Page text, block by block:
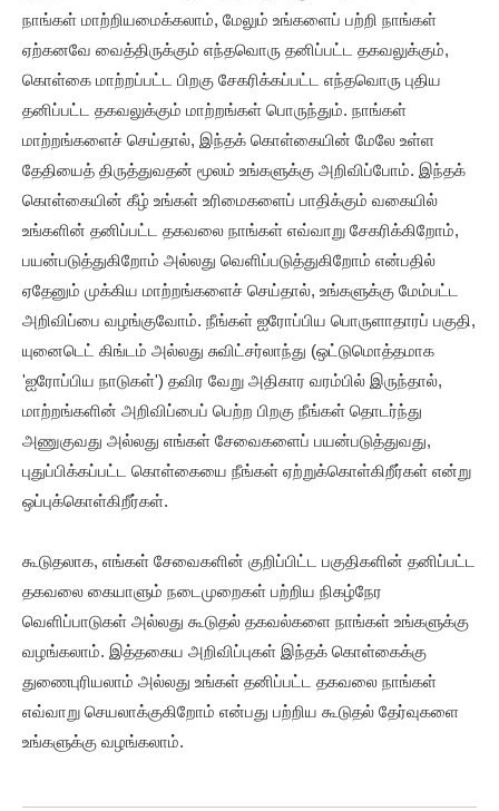
நாங்கள் மாற்றியமைக்கலாம், மேலும் உங்களைப் பற்றி நாங்கள்
ஏற்கனவே வைத்திருக்கும் எந்தவொரு தனிப்பட்ட தகவலுக்கும்,
கொள்கை மாற்றப்பட்ட பிறகு சேகரிக்கப்பட்ட எந்தவொரு புதிய
தனிப்பட்ட தகவலுக்கும் மாற்றங்கள் பொருந்தும். நாங்கள்
மாற்றங்களைச் செய்தால், இந்தக் கொள்கையின் மேலே உள்ள
தேதியைத் திருத்துவதன் மூலம் உங்களுக்கு அறிவிப்போம். இந்தக்
கொள்கையின் கீழ் உங்கள் உரிமைகளைப் பாதிக்கும் வகையில்
உங்களின் தனிப்பட்ட தகவலை நாங்கள் எவ்வாறு சேகரிக்கிறோம்,
பயன்படுத்துகிறோம் அல்லது வெளிப்படுத்துகிறோம் என்பதில்
ஏதேனும் முக்கிய மாற்றங்களைச் செய்தால், உங்களுக்கு மேம்பட்ட
அறிவிப்பை வழங்குவோம். நீங்கள் ஐரோப்பிய பொருளாதாரப் பகுதி,
யுனைடெட் கிங்டம் அல்லது சுவிட்சர்லாந்து (ஒட்டுமொத்தமாக
'ஐரோப்பிய நாடுகள்') தவிர வேறு அதிகார வரம்பில் இருந்தால்,
மாற்றங்களின் அறிவிப்பைப் பெற்ற பிறகு நீங்கள் தொடர்ந்து
அணுகுவது அல்லது எங்கள் சேவைகளைப் பயன்படுத்துவது,
புதுப்பிக்கப்பட்ட கொள்கையை நீங்கள் ஏற்றுக்கொள்கிறீர்கள் என்று
ஒப்புக்கொள்கிறீர்கள்.
கூடுதலாக, எங்கள் சேவைகளின் குறிப்பிட்ட பகுதிகளின் தனிப்பட்ட
தகவலை கையாளும் நடைமுறைகள் பற்றிய நிகழ்நேர
வெளிப்பாடுகள் அல்லது கூடுதல் தகவல்களை நாங்கள் உங்களுக்கு
வழங்கலாம். இத்தகைய அறிவிப்புகள் இந்தக் கொள்கைக்கு
துணைபுரியலாம் அல்லது உங்கள் தனிப்பட்ட தகவலை நாங்கள்
எவ்வாறு செயலாக்குகிறோம் என்பது பற்றிய கூடுதல் தேர்வுகளை
உங்களுக்கு வழங்கலாம்.